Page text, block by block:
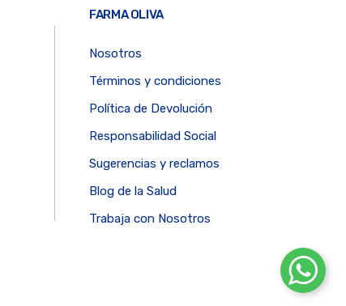
FARMA OLIVA
Nosotros
Términos y condiciones
Política de Devolución
Responsabilidad Social
Sugerencias y reclamos
Blog de la Salud
Trabaja con Nosotros